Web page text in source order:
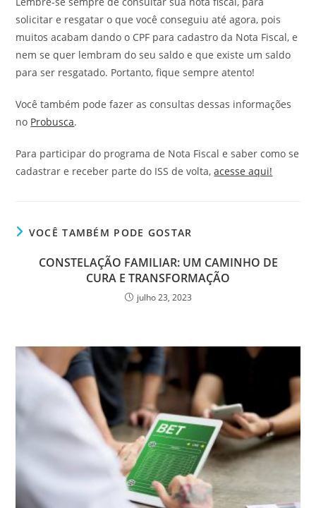
solicitar e resgatar o que você conseguiu até agora, pois
muitos acabam dando o CPF para cadastro da Nota Fiscal, e
nem se quer lembram do seu saldo e que existe um saldo
para ser resgatado. Portanto, fique sempre atento!
Você também pode fazer as consultas dessas informações
no Probusca.
Para participar do programa de Nota Fiscal e saber como se
cadastrar e receber parte do ISS de volta,acesse aqui!
VOCÊ TAMBÉM PODE GOSTAR
CONSTELAÇÃO FAMILIAR: UM CAMINHO DE
CURA E TRANSFORMAÇÃO
julho 23, 2023